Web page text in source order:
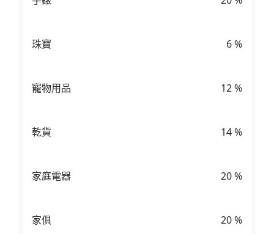
珠寶 6%
寵物用品 12%
乾貨 14%
家庭電器 20%
家俱 20%